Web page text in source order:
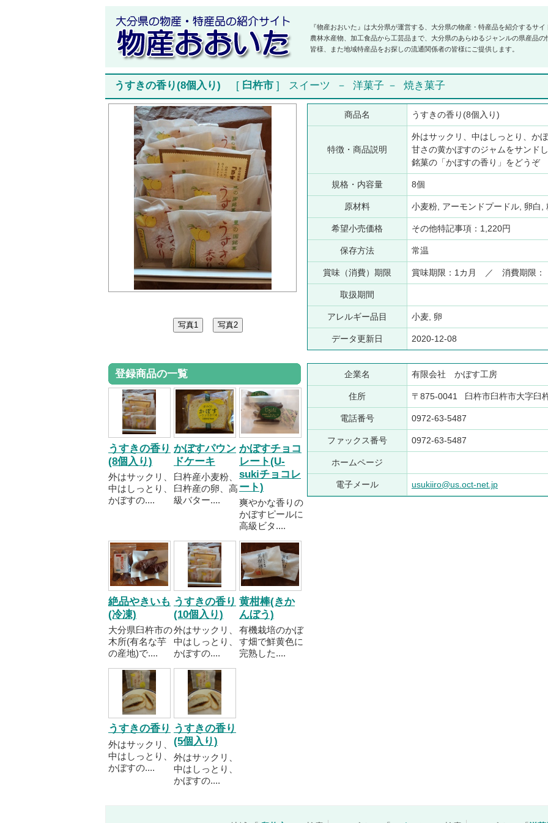
『物産おおいた』は大分県が運営する、大分県の物産・特産品を紹介するサイ
農林水産物、加工食品から工芸品まで、大分県のあらゆるジャンルの県産品
皆様、また地域特産品をお探しの流通関係者の皆様にご提供します。
うすきの香り(8個入り) [ 臼杵市 ] スイーツ － 洋菓子 － 焼き菓子
商品名 うすきの香り(8個入り)
特徴・商品説明
外はサックリ、中はしっとり、か
甘さの黄かぼすのジャムをサンド
銘菓の「かぼすの香り」をどうぞ
規格・内容量 8個
原材料 小麦粉, アーモンドプードル, 卵白
希望小売価格 その他特記事項：1,220円
保存方法 常温
賞味（消費）期限 賞味期限：1カ月 ／ 消費期限：
取扱期間
アレルギー品目 小麦, 卵
データ更新日 2020-12-08
登録商品の一覧
うすきの香り
(8個入り)
外はサックリ、
中はしっとり、
かぼすの....
かぼすパウン
ドケーキ
臼杵産小麦粉、
臼杵産の卵、高
級バター....
かぼすチョコ
レート(U-
sukiチョコレ
ート)
爽やかな香りの
かぼすピールに
高級ビタ....
絶品やきいも
(冷凍)
大分県臼杵市の
木所(有名な芋
の産地)で....
うすきの香り
(10個入り)
外はサックリ、
中はしっとり、
かぼすの....
黄柑棒(きか
んぼう)
有機栽培のかぼ
す畑で鮮黄色に
完熟した....
うすきの香り
外はサックリ、
中はしっとり、
かぼすの....
うすきの香り
(5個入り)
外はサックリ、
中はしっとり、
かぼすの....
企業名 有限会社 かぼす工房
住所 〒875-0041 臼杵市臼杵市大字臼
電話番号 0972-63-5487
ファックス番号 0972-63-5487
ホームページ
電子メール usukiiro@us.oct-net.jp